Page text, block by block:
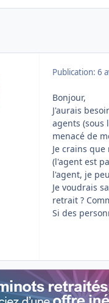
Publication: 6
Bonjour,
J'aurais
agents (sous
menacé de
Je crains
(l'agent est
l'agent, je
Je voudrais
retrait ?
Si des